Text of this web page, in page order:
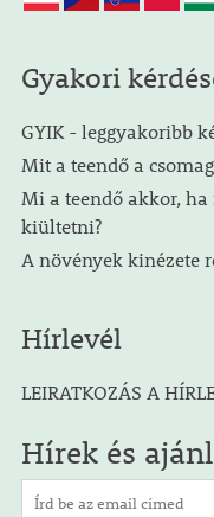
Gyakori
GYIK - leggyakoribb
Mit a teendő a
Mi a teendő akkor,
kiültetni?
A növények kinézete
Hírlevél
LEIRATKOZÁS A
Hírek és